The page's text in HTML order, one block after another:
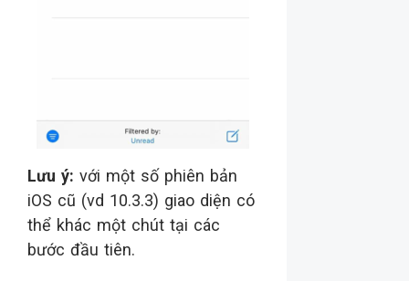
Lưu ý: với một số phiên bản
iOS cũ (vd 10.3.3) giao diện có
thể khác một chút tại các
bước đầu tiên.